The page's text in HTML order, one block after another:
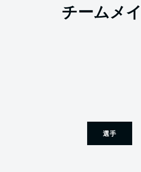
チームメ
選手